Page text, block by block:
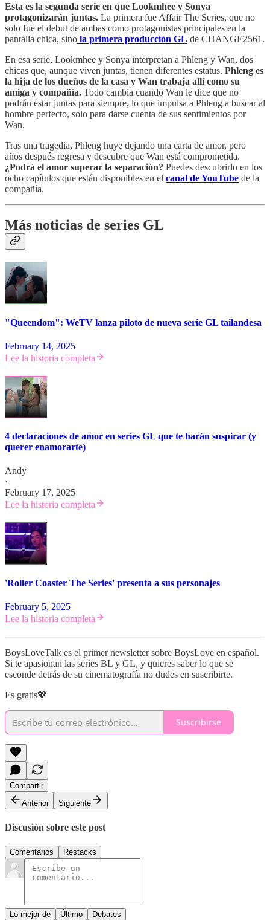
Esta es la segunda serie en que Lookmhee y Sonya
protagonizarán juntas. La primera fue Affair The Series, que no
solo fue el debut de ambas como protagonistas principales en la
pantalla chica, sino la primera producción GL de CHANGE2561.
En esa serie, Lookmhee y Sonya interpretan a Phleng y Wan, dos
chicas que, aunque viven juntas, tienen diferentes estatus. Phleng es
la hija de los dueños de la casa y Wan trabaja allí como su
amiga y compañía. Todo cambia cuando Wan le dice que no
podrán estar juntas para siempre, lo que impulsa a Phleng a buscar al
hombre perfecto, solo para darse cuenta de sus sentimientos por
Wan.
Tras una tragedia, Phleng huye dejando una carta de amor, pero
años después regresa y descubre que Wan está comprometida.
¿Podrá el amor superar la separación? Puedes descubrirlo en los
ocho capítulos que están disponibles en el canal de YouTube de la
compañía.
Más noticias de series GL
"Queendom": WeTV lanza piloto de nueva serie GL tailandesa
February 14, 2025
Lee la historia completa
4 declaraciones de amor en series GL que te harán suspirar (y
querer enamorarte)
Andy
·
February 17, 2025
Lee la historia completa
'Roller Coaster The Series' presenta a sus personajes
February 5, 2025
Lee la historia completa
BoysLoveTalk es el primer newsletter sobre BoysLove en español.
Si te apasionan las series BL y GL, y quieres saber lo que se
esconde detrás de su cinematografía no dudes en suscribirte.
Es gratis💖
Suscribirse
Compartir
Anterior
Siguiente
Discusión sobre este post
Comentarios Restacks
Lo mejor de Último Debates